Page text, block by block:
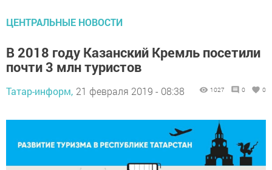
ЦЕНТРАЛЬНЫЕ НОВОСТИ
В 2018 году Казанский Кремль посетили
почти 3 млн туристов
Татар-информ, 21 февраля 2019 - 08:38 1027 0 0